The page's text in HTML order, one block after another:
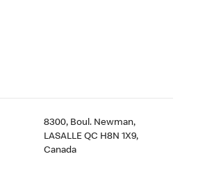
8300, Boul. Newman,
LASALLE QC H8N 1X9,
Canada